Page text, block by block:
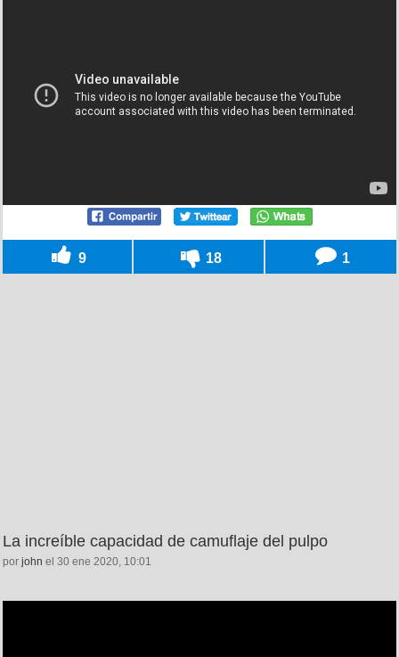
9 18 1
La increíble capacidad de camuflaje del pulpo
por john el 30 ene 2020, 10:01